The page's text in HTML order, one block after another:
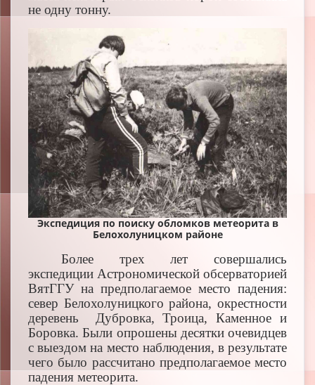
не одну тонну.
Экспедиция по поиску обломков метеорита в
Белохолуницком районе
Более трех лет совершались
экспедиции Астрономической обсерваторией
ВятГГУ на предполагаемое место падения:
север Белохолуницкого района, окрестности
деревень Дубровка, Троица, Каменное и
Боровка. Были опрошены десятки очевидцев
с выездом на место наблюдения, в результате
чего было рассчитано предполагаемое место
падения метеорита.